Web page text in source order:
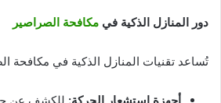
دور المنازل الذكية في مكافحة الصراصير
تُساعد تقنيات المنازل الذكية في مكافحة